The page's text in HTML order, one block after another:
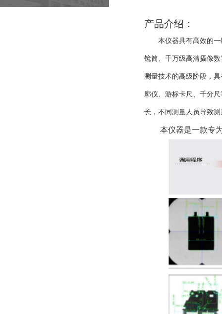
产品介绍：
本仪器具有高效的
镜筒、千万级高清摄像
测量技术的高级阶段，
廓仪、游标卡尺、千分
长，不同测量人员导致
本仪器是一款专